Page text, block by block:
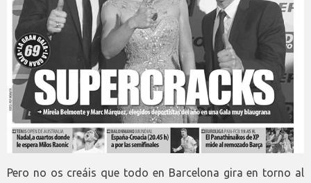
Pero no os creáis que todo en Barcelona gira en torno al